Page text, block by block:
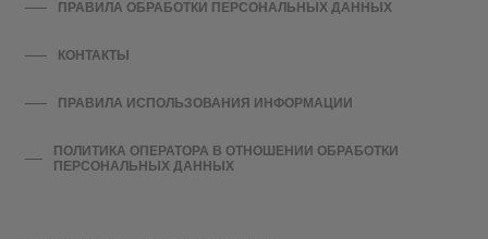
ПРАВИЛА ОБРАБОТКИ ПЕРСОНАЛЬНЫХ ДАННЫХ
КОНТАКТЫ
ПРАВИЛА ИСПОЛЬЗОВАНИЯ ИНФОРМАЦИИ
ПОЛИТИКА ОПЕРАТОРА В ОТНОШЕНИИ ОБРАБОТКИ
ПЕРСОНАЛЬНЫХ ДАННЫХ